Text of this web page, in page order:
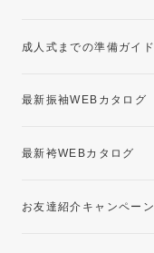
成人式までの準備ガイド
最新振袖WEBカタログ
最新袴WEBカタログ
お友達紹介キャンペーン